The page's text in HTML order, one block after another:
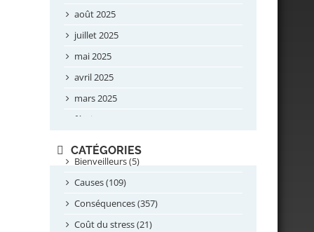
août 2025
juillet 2025
mai 2025
avril 2025
mars 2025
février 2025
septembre 2024
août 2024
juillet 2024
juin 2024
CATÉGORIES
Bienveilleurs (5)
Causes (109)
Conséquences (357)
Coût du stress (21)